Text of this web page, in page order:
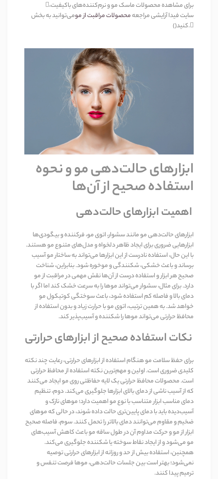
برای مشاهده محصولات ماسک مو و نرم‌کننده‌های باکیفیت،
می‌توانید به بخشمحصولات مراقبت از موسایت فیدا آرایشی مراجعه
کنید.()
ابزارهای حالت‌دهی مو و نحوه
استفاده صحیح از آن‌ها
اهمیت ابزارهای حالت‌دهی
ابزارهای حالت‌دهی مو مانند سشوار، اتوی مو، فرکننده و بیگودی‌ها
ابزارهایی ضروری برای ایجاد ظاهر دلخواه و مدل‌های متنوع مو هستند.
با این حال، استفاده نادرست از این ابزارها می‌تواند به ساختار مو آسیب
برساند و باعث خشکی، شکنندگی و موخوره شود. بنابراین، شناخت
صحیح هر ابزار و استفاده درست از آن‌ها نقش مهمی در مراقبت از مو
دارد. برای مثال، سشوار می‌تواند موها را به سرعت خشک کند اما اگر با
دمای بالا و فاصله کم استفاده شود، باعث سوختگی کوتیکول مو
خواهد شد. به همین ترتیب، اتوی مو با حرارت زیاد و بدون استفاده از
محافظ حرارتی می‌تواند موها را شکننده و آسیب‌پذیر کند.
نکات استفاده صحیح از ابزارهای حرارتی
برای حفظ سلامت مو هنگام استفاده از ابزارهای حرارتی، رعایت چند نکته
کلیدی ضروری است. اولین و مهم‌ترین نکته استفاده از محافظ حرارتی
است. محصولات محافظ حرارتی یک لایه حفاظتی روی مو ایجاد می‌کنند
که از آسیب ناشی از دمای بالای ابزارها جلوگیری می‌کند. دوم، تنظیم
دمای مناسب ابزار متناسب با نوع مو اهمیت دارد؛ موهای نازک و
آسیب‌دیده باید با دمای پایین‌تری حالت داده شوند، در حالی که موهای
ضخیم و مقاوم می‌توانند دمای بالاتر را تحمل کنند. سوم، فاصله صحیح
ابزار از مو و حرکت مداوم آن در طول ساقه مو باعث کاهش آسیب‌های
مو می‌شود و از ایجاد نقاط سوخته یا شکننده جلوگیری می‌کند.
همچنین، استفاده بیش از حد و روزانه از ابزارهای حرارتی توصیه
نمی‌شود؛ بهتر است بین جلسات حالت‌دهی، موها فرصت تنفس و
ترمیم پیدا کنند.